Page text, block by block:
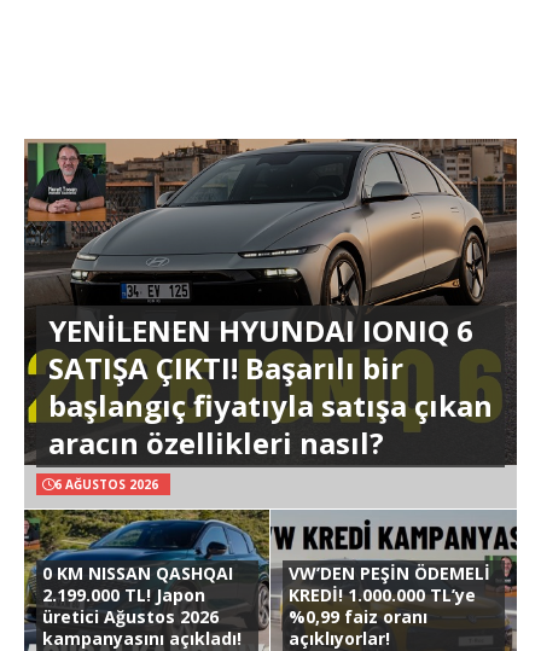
YENİLENEN HYUNDAI IONIQ 6
SATIŞA ÇIKTI! Başarılı bir
başlangıç fiyatıyla satışa çıkan
aracın özellikleri nasıl?
6 AĞUSTOS 2026
0 KM NISSAN QASHQAI
2.199.000 TL! Japon
üretici Ağustos 2026
kampanyasını açıkladı!
VW’DEN PEŞİN ÖDEMELİ
KREDİ! 1.000.000 TL’ye
%0,99 faiz oranı
açıklıyorlar!